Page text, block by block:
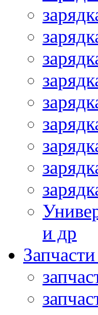
и др